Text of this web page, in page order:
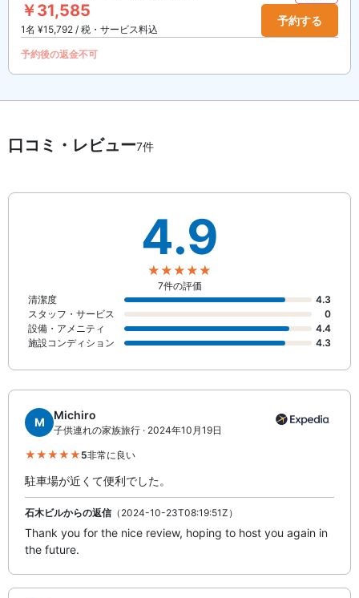
￥31,585
1名 ¥15,792 / 税・サービス料込
予約する
予約後の返金不可
口コミ・レビュー7件
4.9
7件の評価
清潔度
4.3
スタッフ・サービス
0
設備・アメニティ
4.4
施設コンディション
4.3
M
Michiro
子供連れの家族旅行 · 2024年10月19日
5非常に良い
駐車場が近くて便利でした。
石木ビルからの返信（2024-10-23T08:19:51Z）
Thank you for the nice review, hoping to host you again in
the future.